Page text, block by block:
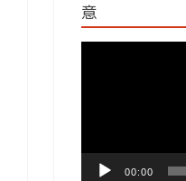
意
ヤ
00:00